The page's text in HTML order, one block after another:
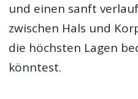
und einen sanft
zwischen Hals und
die höchsten Lagen
könntest.